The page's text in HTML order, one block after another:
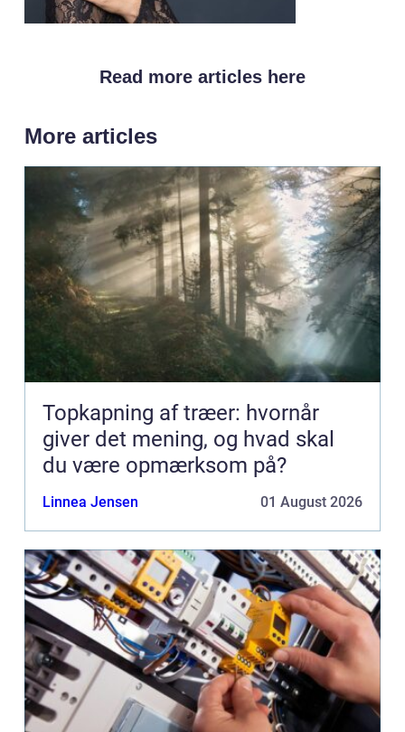
Read more articles here
More articles
Topkapning af træer: hvornår
giver det mening, og hvad skal
du være opmærksom på?
Linnea Jensen 01 August 2026